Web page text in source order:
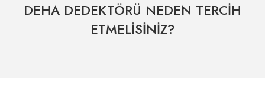
DEHA DEDEKTÖRÜ NEDEN TERCİH
ETMELİSİNİZ?